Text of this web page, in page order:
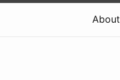
About